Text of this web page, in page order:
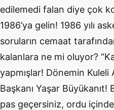
edilemedi falan diye çok
1986’ya gelin! 1986 yılı
soruların cemaat
kalanlara ne mi oluyor?
yapmışlar! Dönemin
Başkanı Yaşar
pas geçersiniz, ordu